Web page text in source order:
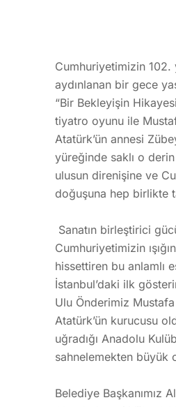
Cumhuriyetimizin 102.
aydınlanan bir gece
“Bir Bekleyişin
tiyatro oyunu ile
Atatürk’ün annesi
yüreğinde saklı o
ulusun direnişine ve
doğuşuna hep birlikte
Sanatın birleştirici
Cumhuriyetimizin
hissettiren bu anlamlı
İstanbul’daki ilk
Ulu Önderimiz
Atatürk’ün kurucusu
uğradığı Anadolu
sahnelemekten büyük
Belediye Başkanımız